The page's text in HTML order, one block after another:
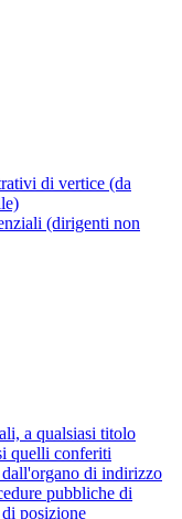
di vertice (da
(dirigenti non
a qualsiasi titolo
quelli conferiti
di indirizzo
pubbliche di
posizione